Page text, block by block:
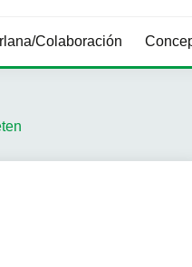
Colaboración